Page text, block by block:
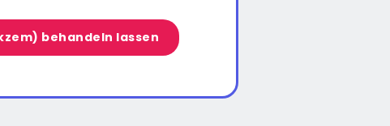
behandeln lassen